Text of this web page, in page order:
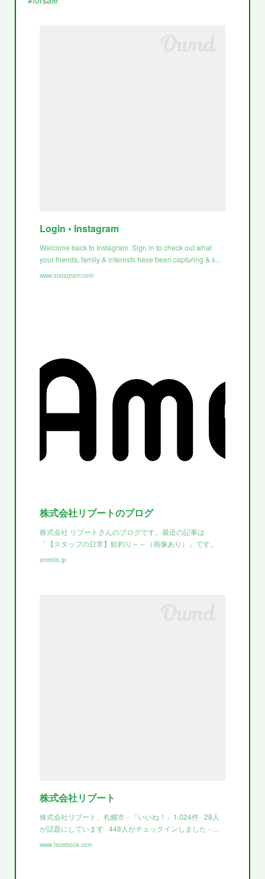
Login • Instagram
Welcome back to Instagram. Sign in to check out what
your friends, family & interests have been capturing & s…
www.instagram.com
株式会社リブートのブログ
株式会社 リブートさんのブログです。最近の記事は
「【スタッフの日常】鮭釣り～～（画像あり）」です。
ameblo.jp
株式会社リブート
株式会社リブート、札幌市 - 「いいね！」1,024件 · 28人
が話題にしています · 448人がチェックインしました - …
www.facebook.com